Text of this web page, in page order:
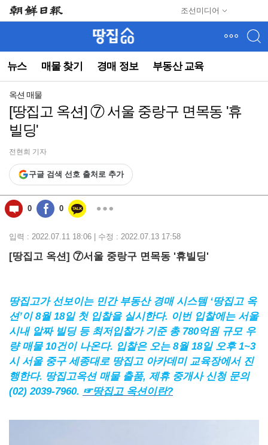
조선미디어
뉴스 매물 찾기 경매 정보 부동산 교육
뉴
(컨
동)
옥션 매물
[땅집고 옥션] ⑦ 서울 중랑구 면목동 '휴
빌딩'
전현희 기자
구글 검색 선호 출처로 추가
0 0
입력 : 2022.07.11 18:06 | 수정 : 2022.07.13 17:58
[땅집고 옥션] ⑦서울 중랑구 면목동 '휴빌딩'
땅집고가 선보이는 민간 부동산 경매 시스템 ‘땅집고 옥
션’이 8월 18일 첫 입찰을 실시한다. 이번 입찰에는 서울
시내 알짜 빌딩 등 최저입찰가 기준 총 780억원 규모 우
량 매물 10건이 나온다. 입찰은 오는 8월 18일 오후 1~3
시 서울 중구 세종대로 땅집고 아카데미 교육장에서 진
행한다. 땅집고옥션 매물 출품, 제휴 중개사 신청 문의
(02) 2039-7960. ☞땅집고 옥션이란?